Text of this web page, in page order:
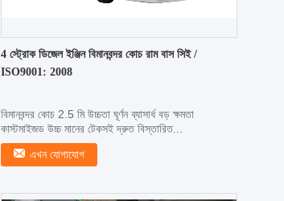
4 স্ট্রোক ডিজেল ইঞ্জিন বিমানবন্দর কোচ রাম বাস সিই /
ISO9001: 2008
বিমানবন্দর কোচ 2.5 মি উচ্চতা ঘূর্ণন ব্যাসার্ধ বড় ক্ষমতা
কাস্টমাইজড উচ্চ মানের টেকসই দ্রুত বিস্তারিত...
এখন যোগাযোগ